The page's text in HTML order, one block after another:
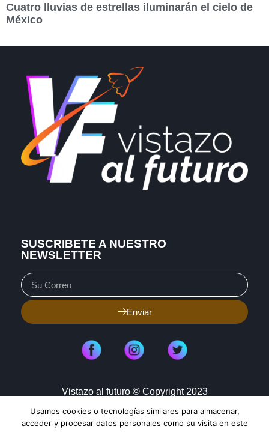
Cuatro lluvias de estrellas iluminarán el cielo de
México
SUSCRIBETE A NUESTRO
NEWSLETTER
Enviar
Vistazo al futuro © Copyright 2023
Aviso de Privacidad Política de Cookies
Usamos cookies o tecnologías similares para almacenar,
acceder y procesar datos personales como su visita en este